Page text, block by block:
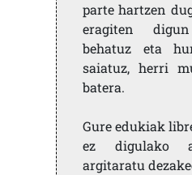
parte hartzen
eragiten
behatuz eta
saiatuz, herri
batera.
Gure edukiak
ez digulako
argitaratu